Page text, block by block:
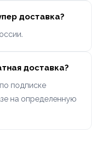
доставка?
доставка?
подписке
на определенную